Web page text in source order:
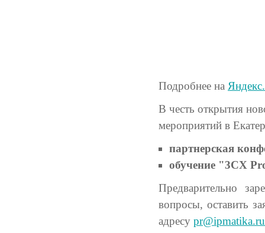
Подробнее на
В честь открытия
мероприятий в
партнерская
обучение "3СХ
Предварительно
вопросы, оставить
адресу pr@ipmatika.ru